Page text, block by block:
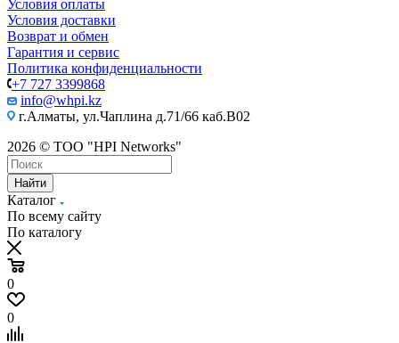
Условия оплаты
Условия доставки
Возврат и обмен
Гарантия и сервис
Политика конфиденциальности
+7 727 3399868
info@whpi.kz
г.Алматы, ул.Чаплина д.71/66 каб.B02
2026 © ТОО "HPI Networks"
Найти
Каталог
По всему сайту
По каталогу
0
0